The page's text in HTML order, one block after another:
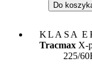
Do
KLASA
Tracmax X-
225/